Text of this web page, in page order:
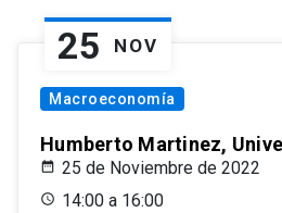
25 NOV
Macroeconomía
Humberto Martinez,
25 de Noviembre de 2022
14:00 a 16:00